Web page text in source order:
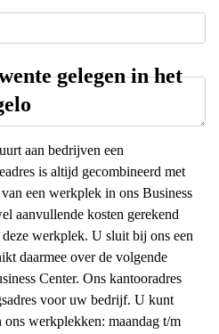
gelegen in het
aan bedrijven een
is altijd gecombineerd met
een werkplek in ons Business
aanvullende kosten gerekend
werkplek. U sluit bij ons een
daarmee over de volgende
Center. Ons kantooradres
voor uw bedrijf. U kunt
werkplekken: maandag t/m